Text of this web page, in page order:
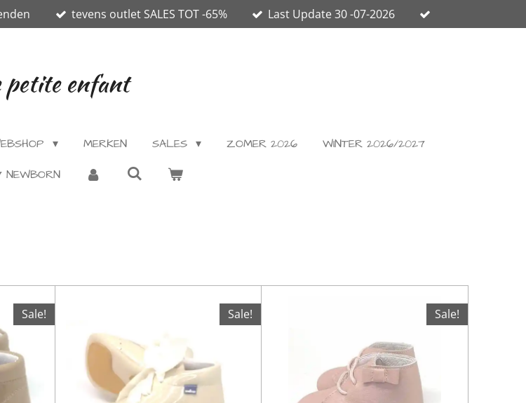
tevens outlet SALES TOT -65% Last Update 30 -07-2026
petite enfant
MERKEN SALES ZOMER 2026
WINTER 2026/2027
Sale! Sale! Sale!